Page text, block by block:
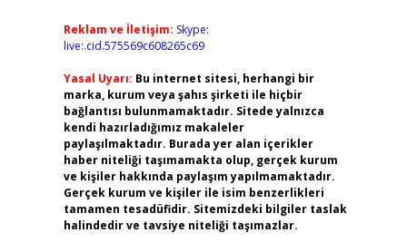
Reklam ve İletişim: Skype:
live:.cid.575569c608265c69
Yasal Uyarı: Bu internet sitesi, herhangi bir
marka, kurum veya şahıs şirketi ile hiçbir
bağlantısı bulunmamaktadır. Sitede yalnızca
kendi hazırladığımız makaleler
paylaşılmaktadır. Burada yer alan içerikler
haber niteliği taşımamakta olup, gerçek kurum
ve kişiler hakkında paylaşım yapılmamaktadır.
Gerçek kurum ve kişiler ile isim benzerlikleri
tamamen tesadüfidir. Sitemizdeki bilgiler taslak
halindedir ve tavsiye niteliği taşımazlar.